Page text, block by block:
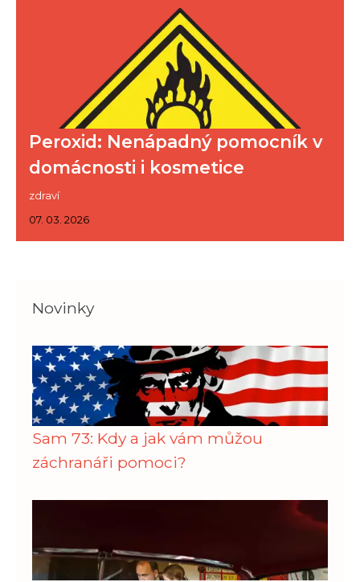
Peroxid: Nenápadný pomocník v
domácnosti i kosmetice
zdraví
07. 03. 2026
Novinky
Sam 73: Kdy a jak vám můžou
záchranáři pomoci?